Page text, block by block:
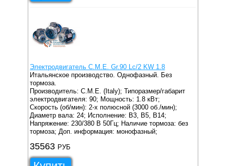
Электродвигатель C.M.E. Gr.90 Lc/2 KW 1.8
Итальянское производство. Однофазный. Без
тормоза.
Производитель: C.M.E. (Italy); Типоразмер/габарит
электродвигателя: 90; Мощность: 1.8 кВт;
Скорость (об/мин): 2-х полюсной (3000 об./мин);
Диаметр вала: 24; Исполнение: B3, B5, B14;
Напряжение: 230/380 В 50Гц; Наличие тормоза: без
тормоза; Доп. информация: монофазный;
35563 РУБ